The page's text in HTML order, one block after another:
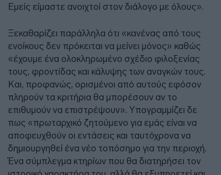
Εμείς είμαστε ανοιχτοί στον διάλογο με όλους».
Ξεκαθαρίζει παράλληλα ότι «κανένας από τους
ενοίκους δεν πρόκειται να μείνει μόνος» καθώς
«έχουμε ένα ολοκληρωμένο σχέδιο φιλοξενίας
τους, φροντίδας και κάλυψης των αναγκών τους.
Και, προφανώς, ορισμένοι από αυτούς εφόσον
πληρούν τα κριτήρια θα μπορέσουν αν το
επιθυμούν να επιστρέψουν». Υπογραμμίζει δε
πως «πρωταρχικό ζητούμενο για εμάς είναι να
αποφευχθούν οι εντάσεις και ταυτόχρονα να
δημιουργηθεί ένα νέο τοπόσημο για την περιοχή.
Ένα σύμπλεγμα κτηρίων που θα διατηρήσει τον